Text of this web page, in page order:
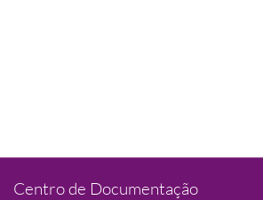
Centro de Documentação